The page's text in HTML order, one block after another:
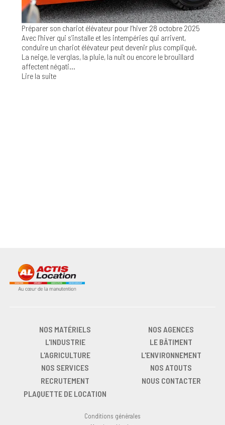
Préparer son chariot élévateur pour l’hiver 28 octobre 2025
Avec l’hiver qui s’installe et les intempéries qui arrivent,
conduire un chariot élévateur peut devenir plus compliqué.
La neige, le verglas, la pluie, la nuit ou encore le brouillard
affectent négati...
Lire la suite
NOS MATÉRIELS
NOS AGENCES
L'INDUSTRIE
LE BÂTIMENT
L'AGRICULTURE
L'ENVIRONNEMENT
NOS SERVICES
NOS ATOUTS
RECRUTEMENT
NOUS CONTACTER
PLAQUETTE DE LOCATION
Conditions générales